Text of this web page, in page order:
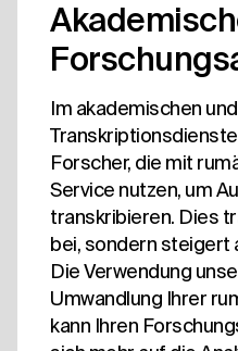
Im akademischen
Forscher, die mit
Service nutzen, um
transkribieren. Dies
bei, sondern steigert
Die Verwendung
Umwandlung Ihrer
kann Ihren